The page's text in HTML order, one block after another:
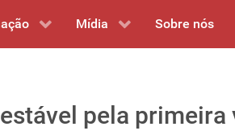
Mídia Sobre nós
pela primeira